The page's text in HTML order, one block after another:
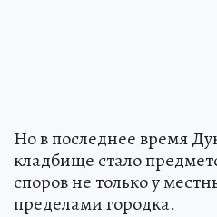
Но в последнее время
кладбище стало
споров не только у
пределами городка.